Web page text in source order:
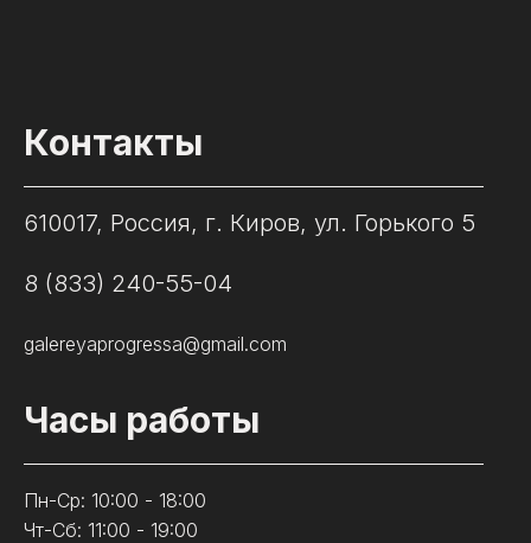
Контакты
610017, Россия, г. Киров, ул. Горького 5
8 (833) 240-55-04
galereyaprogressa@gmail.com
Часы работы
Пн-Ср: 10:00 - 18:00
Чт-Сб: 11:00 - 19:00